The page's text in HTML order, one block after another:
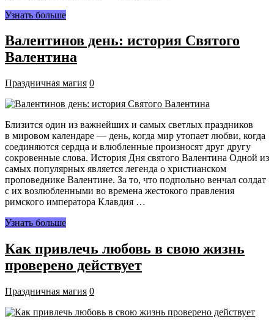
Узнать больше
Валентинов день: история Святого
Валентина
Праздничная магия 0
Близится один из важнейших и самых светлых праздников
в мировом календаре — день, когда мир утопает любви, когда
соединяются сердца и влюбленные произносят друг другу
сокровенные слова. История Дня святого Валентина Одной из
самых популярных является легенда о христианском
проповеднике Валентине. За то, что подпольно венчал солдат
с их возлюбленными во времена жестокого правления
римского императора Клавдия …
Узнать больше
Как привлечь любовь в свою жизнь
проверено действует
Праздничная магия 0